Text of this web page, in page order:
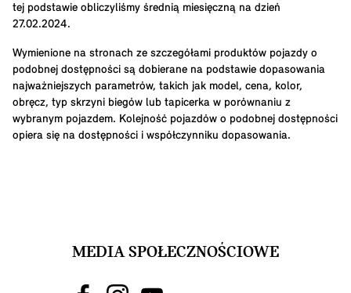
tej podstawie obliczyliśmy średnią miesięczną na dzień
27.02.2024.
Wymienione na stronach ze szczegółami produktów pojazdy o
podobnej dostępności są dobierane na podstawie dopasowania
najważniejszych parametrów, takich jak model, cena, kolor,
obręcz, typ skrzyni biegów lub tapicerka w porównaniu z
wybranym pojazdem. Kolejność pojazdów o podobnej dostępności
opiera się na dostępności i współczynniku dopasowania.
MEDIA SPOŁECZNOŚCIOWE